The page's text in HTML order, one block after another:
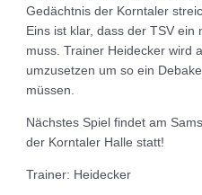
Gedächtnis der Korntaler
Eins ist klar, dass der TSV
muss. Trainer Heidecker wird
umzusetzen um so ein
müssen.
Nächstes Spiel findet am
der Korntaler Halle statt!
Trainer: Heidecker